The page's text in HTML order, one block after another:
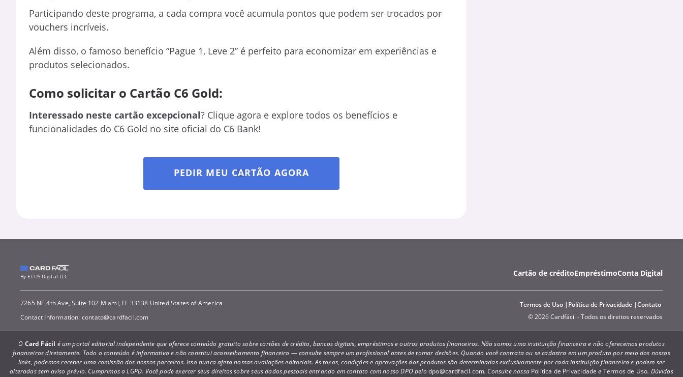
Participando deste programa, a cada compra você acumula pontos que podem ser trocados por
vouchers incríveis.
Além disso, o famoso benefício “Pague 1, Leve 2” é perfeito para economizar em experiências e
produtos selecionados.
Como solicitar o Cartão C6 Gold:
Interessado neste cartão excepcional? Clique agora e explore todos os benefícios e
funcionalidades do C6 Gold no site oficial do C6 Bank!
PEDIR MEU CARTÃO AGORA
By ETUS Digital LLC Cartão de créditoEmpréstimoConta Digital
7265 NE 4th Ave, Suite 102 Miami, FL 33138 United States of America
Contact Information: contato@cardfacil.com
Termos de Uso Política de Privacidade Contato
© 2026 Cardfácil - Todos os direitos reservados
O Card Fácil é um portal editorial independente que oferece conteúdo gratuito sobre cartões de crédito, bancos digitais, empréstimos e outros produtos financeiros. Não somos uma instituição financeira e não oferecemos produtos
financeiros diretamente. Todo o conteúdo é informativo e não constitui aconselhamento financeiro — consulte sempre um profissional antes de tomar decisões. Quando você contrata ou se cadastra em um produto por meio dos nossos
links, podemos receber uma comissão dos nossos parceiros. Isso nunca afeta nossas avaliações editoriais. As taxas, condições e aprovações dos produtos são determinadas exclusivamente por cada instituição financeira e podem ser
alteradas sem aviso prévio. Cumprimos a LGPD. Você pode exercer seus direitos sobre seus dados pessoais entrando em contato com nosso DPO pelodpo@cardfacil.com. Consulte nossa Política de Privacidade e Termos de Uso. Dúvidas